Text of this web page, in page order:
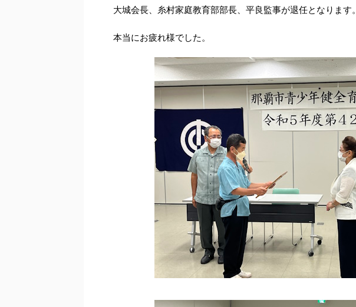
大城会長、糸村家庭教育部部長、平良監事が退任となります。
本当にお疲れ様でした。